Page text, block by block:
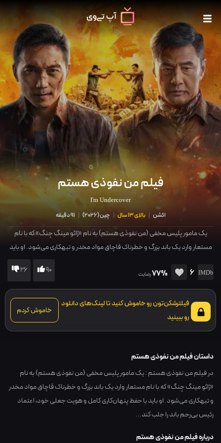
فیلم من نفوذی هستم
I'm Undercover
اکشن | بالای 13 سال | چین(
2026
)
| 91 دقیقه
یک مامور پلیس مخفی (من نفوذی هستم) به نام «ژائو مینگ جِنگ» که با نام
مستعار وارد یک باند بزرگ و خطرناک قاچاق مواد مخدر و تبهکاری می‌شود. او باید
با حفظ پنهان‌کاری کامل و هویت جعلی خود، اعتماد رئیس بی‌رحم باند را جلب
6
77%رضایت 90
26
فیلترشکن‌تون رو خاموش کنید تا لینک‌های دانلود
رو ببینید
خاموش کردم
داستان فیلم من نفوذی هستم
در فیلم من نفوذی هستم : یک مامور پلیس مخفی (من نفوذی هستم) به نام
«ژائو مینگ جِنگ» که با نام مستعار وارد یک باند بزرگ و خطرناک قاچاق مواد مخدر
و تبهکاری می‌شود. او باید با حفظ پنهان‌کاری کامل و هویت جعلی خود، اعتماد
رئیس بی‌رحم باند را جلب کند...
درباره فیلم من نفوذی هستم